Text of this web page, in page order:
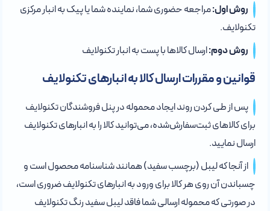
روش اول:مراجعه حضوری شما، نماینده شما یا پیک به انبار مرکزی
تکنولایف.
روش دوم:ارسال کالاها با پست به انبار تکنولایف
قوانین و مقررات ارسال کالا به انبارهای تکنولایف
پس از طی کردن روند ایجاد محموله در پنل فروشندگان تکنولایف
برای کالاهای ثبت‌سفارش‌شده، می‌توانید کالا را به انبارهای تکنولایف
ارسال نمایید.
از آنجا که لیبل (برچسب سفید) همانند شناسنامه محصول است و
چسباندن آن روی هر کالا برای ورود به انبارهای تکنولایف ضروری است،
در صورتی که محموله ارسالی شما فاقد لیبل سفید رنگ تکنولایف